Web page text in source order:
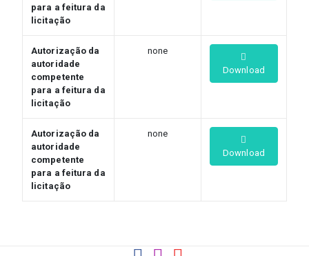
para a feitura da
licitação
Autorização da
autoridade
competente
para a feitura da
licitação
none
Download
Autorização da
autoridade
competente
para a feitura da
licitação
none
Download